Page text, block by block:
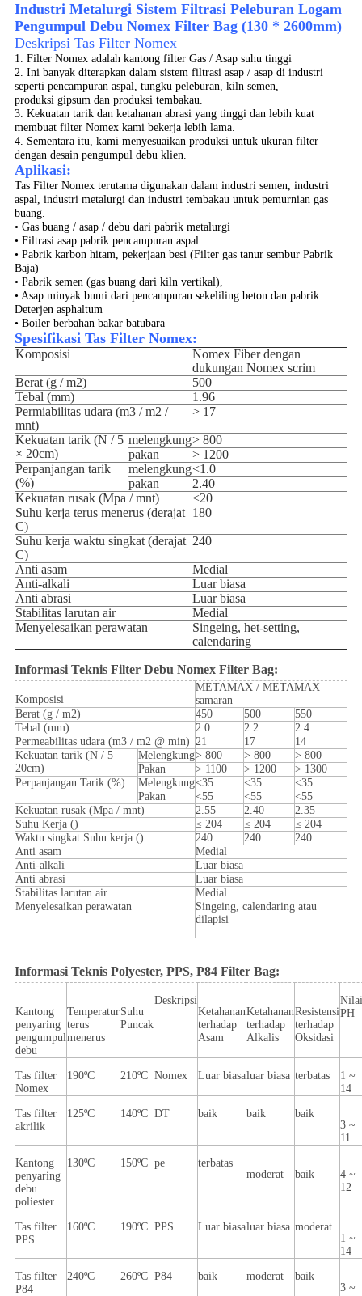
Industri Metalurgi Sistem Filtrasi Peleburan Logam
Pengumpul Debu Nomex Filter Bag (130 * 2600mm)
Deskripsi Tas Filter Nomex
1. Filter Nomex adalah kantong filter Gas / Asap suhu tinggi
2. Ini banyak diterapkan dalam sistem filtrasi asap / asap di industri
seperti pencampuran aspal, tungku peleburan, kiln semen,
produksi gipsum dan produksi tembakau.
3. Kekuatan tarik dan ketahanan abrasi yang tinggi dan lebih kuat
membuat filter Nomex kami bekerja lebih lama.
4. Sementara itu, kami menyesuaikan produksi untuk ukuran filter
dengan desain pengumpul debu klien.
Aplikasi:
Tas Filter Nomex terutama digunakan dalam industri semen, industri
aspal, industri metalurgi dan industri tembakau untuk pemurnian gas
buang.
• Gas buang / asap / debu dari pabrik metalurgi
• Filtrasi asap pabrik pencampuran aspal
• Pabrik karbon hitam, pekerjaan besi (Filter gas tanur sembur Pabrik
Baja)
• Pabrik semen (gas buang dari kiln vertikal),
• Asap minyak bumi dari pencampuran sekeliling beton dan pabrik
Deterjen asphaltum
• Boiler berbahan bakar batubara
Spesifikasi Tas Filter Nomex:
Komposisi
Nomex Fiber dengan
dukungan Nomex scrim
Berat (g / m2)
500
Tebal (mm)
1.96
Permiabilitas udara (m3 / m2 /
mnt)
> 17
Kekuatan tarik (N / 5
× 20cm)
melengkung> 800
pakan
> 1200
Perpanjangan tarik
(%)
melengkung<1.0
pakan
2.40
Kekuatan rusak (Mpa / mnt)
≤20
Suhu kerja terus menerus (derajat
C)
180
Suhu kerja waktu singkat (derajat
C)
240
Anti asam
Medial
Anti-alkali
Luar biasa
Anti abrasi
Luar biasa
Stabilitas larutan air
Medial
Menyelesaikan perawatan
Singeing, het-setting,
calendaring
Informasi Teknis Filter Debu Nomex Filter Bag:
Komposisi
METAMAX / METAMAX
samaran
Berat (g / m2)
450 500
550
Tebal (mm)
2.0 2.2
2.4
Permeabilitas udara (m3 / m2 @ min) 21 17
14
Kekuatan tarik (N / 5
20cm)
Melengkung> 800 > 800
> 800
Pakan
> 1100 > 1200
> 1300
Perpanjangan Tarik (%)
Melengkung<35 <35
<35
Pakan
<55 <55
<55
Kekuatan rusak (Mpa / mnt)
2.55 2.40
2.35
Suhu Kerja ()
≤ 204 ≤ 204
≤ 204
Waktu singkat Suhu kerja ()
240 240
240
Anti asam
Medial
Anti-alkali
Luar biasa
Anti abrasi
Luar biasa
Stabilitas larutan air
Medial
Menyelesaikan perawatan
Singeing, calendaring atau
dilapisi
Informasi Teknis Polyester, PPS, P84 Filter Bag:
Kantong
penyaring
pengumpul
debu
Temperatur
terus
menerus
Suhu
Puncak
Deskripsi
Ketahanan
terhadap
Asam
Ketahanan
terhadap
Alkalis
Resistensi
terhadap
Oksidasi
Nilai
PH
Tas filter
Nomex
190ºC 210ºC Nomex Luar biasaluar biasa terbatas
1 ~
14
Tas filter
akrilik
125ºC 140ºC DT baik baik
baik
3 ~
11
Kantong
penyaring
debu
poliester
130ºC 150ºC pe
terbatas
moderat
baik
4 ~
12
Tas filter
PPS
160ºC 190ºC PPS Luar biasaluar biasa moderat
1 ~
14
Tas filter
P84
240ºC 260ºC P84 baik moderat
baik
3 ~